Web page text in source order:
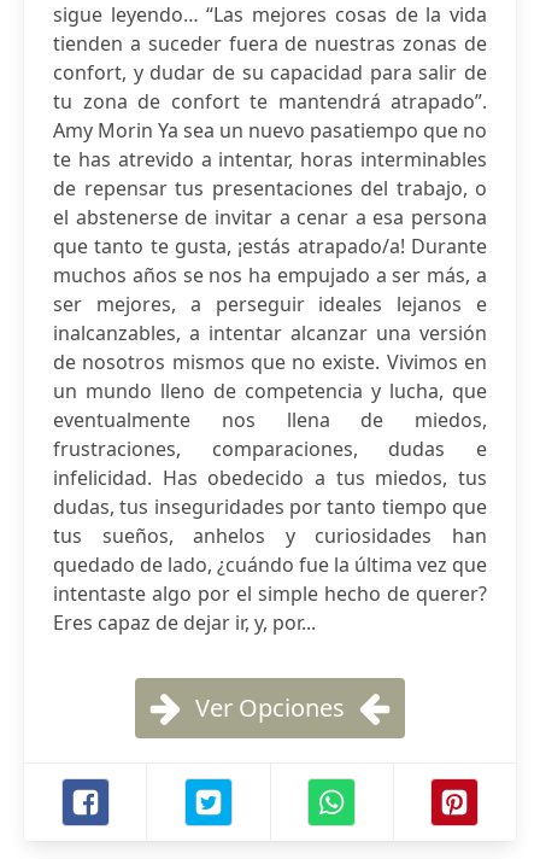
sigue leyendo… “Las mejores cosas de la vida
tienden a suceder fuera de nuestras zonas de
confort, y dudar de su capacidad para salir de
tu zona de confort te mantendrá atrapado”.
Amy Morin Ya sea un nuevo pasatiempo que no
te has atrevido a intentar, horas interminables
de repensar tus presentaciones del trabajo, o
el abstenerse de invitar a cenar a esa persona
que tanto te gusta, ¡estás atrapado/a! Durante
muchos años se nos ha empujado a ser más, a
ser mejores, a perseguir ideales lejanos e
inalcanzables, a intentar alcanzar una versión
de nosotros mismos que no existe. Vivimos en
un mundo lleno de competencia y lucha, que
eventualmente nos llena de miedos,
frustraciones, comparaciones, dudas e
infelicidad. Has obedecido a tus miedos, tus
dudas, tus inseguridades por tanto tiempo que
tus sueños, anhelos y curiosidades han
quedado de lado, ¿cuándo fue la última vez que
intentaste algo por el simple hecho de querer?
Eres capaz de dejar ir, y, por...
Ver Opciones